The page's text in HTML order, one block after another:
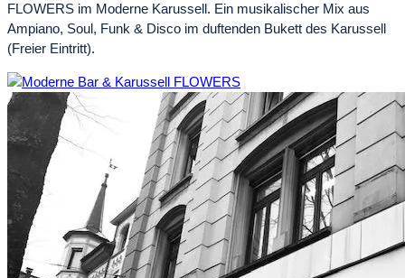
FLOWERS im Moderne Karussell. Ein musikalischer Mix aus
Ampiano, Soul, Funk & Disco im duftenden Bukett des Karussell
(Freier Eintritt).